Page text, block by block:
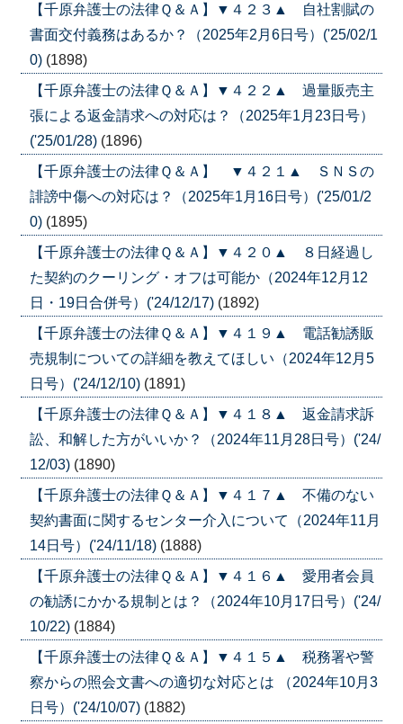
【千原弁護士の法律Ｑ＆Ａ】▼４２３▲ 自社割賦の
書面交付義務はあるか？（2025年2月6日号）('25/02/1
0) (1898)
【千原弁護士の法律Ｑ＆Ａ】▼４２２▲ 過量販売主
張による返金請求への対応は？（2025年1月23日号）
('25/01/28) (1896)
【千原弁護士の法律Ｑ＆Ａ】 ▼４２１▲ ＳＮＳの
誹謗中傷への対応は？（2025年1月16日号）('25/01/2
0) (1895)
【千原弁護士の法律Ｑ＆Ａ】▼４２０▲ ８日経過し
た契約のクーリング・オフは可能か（2024年12月12
日・19日合併号）('24/12/17) (1892)
【千原弁護士の法律Ｑ＆Ａ】▼４１９▲ 電話勧誘販
売規制についての詳細を教えてほしい（2024年12月5
日号）('24/12/10) (1891)
【千原弁護士の法律Ｑ＆Ａ】▼４１８▲ 返金請求訴
訟、和解した方がいいか？（2024年11月28日号）('24/
12/03) (1890)
【千原弁護士の法律Ｑ＆Ａ】▼４１７▲ 不備のない
契約書面に関するセンター介入について（2024年11月
14日号）('24/11/18) (1888)
【千原弁護士の法律Ｑ＆Ａ】▼４１６▲ 愛用者会員
の勧誘にかかる規制とは？（2024年10月17日号）('24/
10/22) (1884)
【千原弁護士の法律Ｑ＆Ａ】▼４１５▲ 税務署や警
察からの照会文書への適切な対応とは （2024年10月3
日号）('24/10/07) (1882)